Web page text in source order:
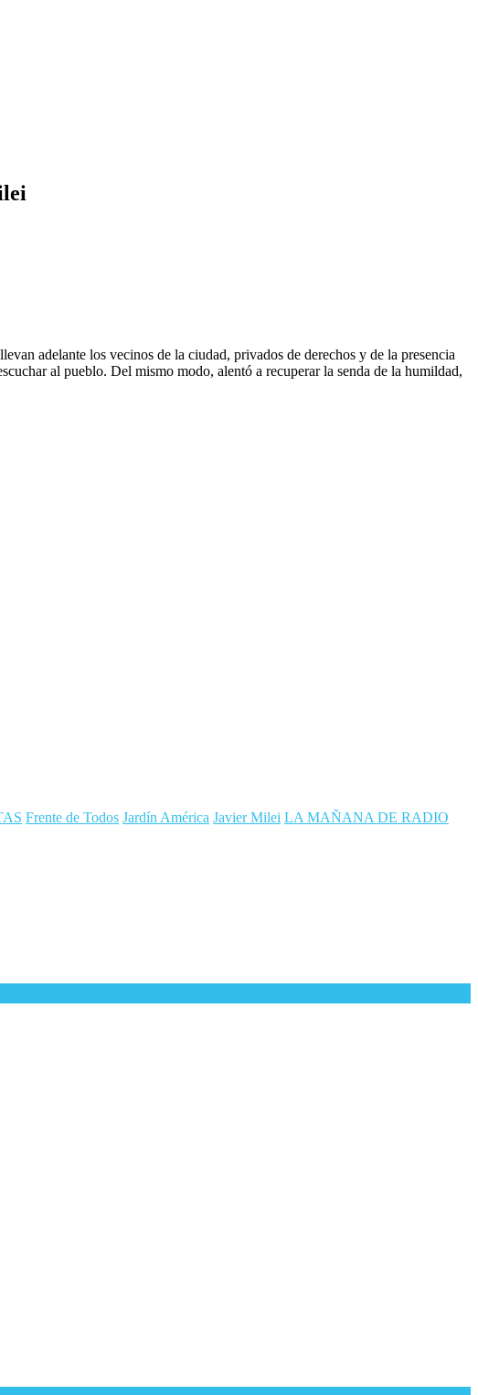
adelante los vecinos de la ciudad, privados de derechos y de la presencia
al pueblo. Del mismo modo, alentó a recuperar la senda de la humildad,
Frente de Todos Jardín América Javier Milei LA MAÑANA DE RADIO